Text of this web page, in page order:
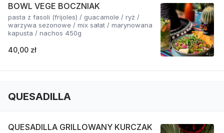
BOWL VEGE BOCZNIAK
pasta z fasoli (frijoles) / guacamole / ryż /
warzywa sezonowe / mix sałat / marynowana
kapusta / nachos 450g
40,00 zł
QUESADILLA
QUESADILLA GRILLOWANY KURCZAK